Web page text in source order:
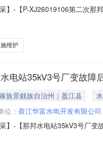
】-【P-XJ26019106第二次
维护
电站35kV3号厂变故障
族景颇族自治州｜盈江县
位： 盈江华富水电开发有限公司
】-【那邦水电站35kV3号厂